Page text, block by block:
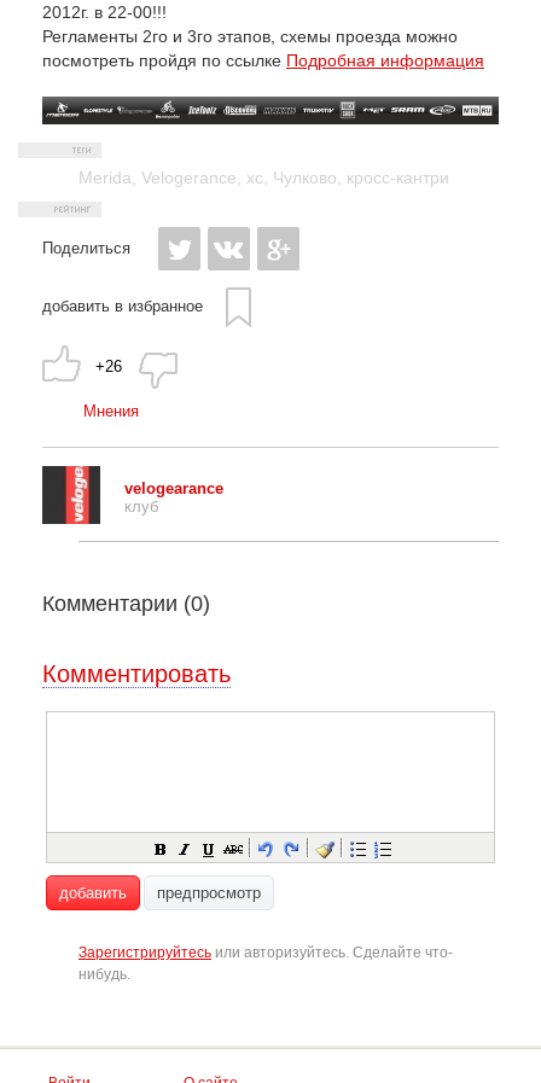
2012г. в 22-00!!!
Регламенты 2го и 3го этапов, схемы проезда можно
посмотреть пройдя по ссылке Подробная информация
Merida, Velogerance, xc, Чулково, кросс-кантри
Поделиться
добавить в избранное
+26
Мнения
velogearance
клуб
Комментарии (0)
Комментировать
добавить предпросмотр
Зарегистрируйтесь или авторизуйтесь. Сделайте что-
нибудь.